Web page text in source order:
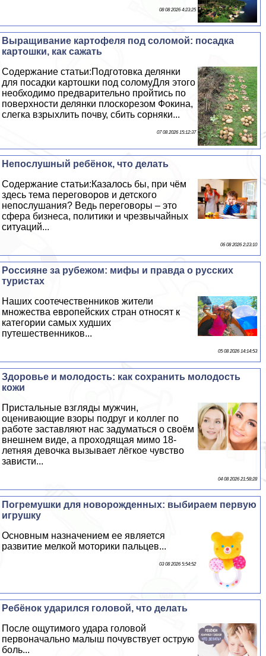
08 08 2026 4:23:25
Выращивание картофеля под соломой: посадка
картошки, как сажать
Содержание статьи:Подготовка делянки
для посадки картошки под соломуДля этого
необходимо предварительно пройтись по
поверхности делянки плоскорезом Фокина,
слегка взрыхлить почву, сбить сорняки...
07 08 2026 15:12:37
Непослушный ребёнок, что делать
Содержание статьи:Казалось бы, при чём
здесь тема переговоров и детского
непослушания? Ведь переговоры – это
сфера бизнеса, политики и чрезвычайных
ситуаций...
06 08 2026 2:23:10
Россияне за рубежом: мифы и правда о русских
туристах
Наших соотечественников жители
множества европейских стран относят к
категории самых худших
путешественников...
05 08 2026 14:14:53
Здоровье и молодость: как сохранить молодость
кожи
Пристальные взгляды мужчин,
оценивающие взоры подруг и коллег по
работе заставляют нас задуматься о своём
внешнем виде, а проходящая мимо 18-
летняя дeвoчка вызывает лёгкое чувство
зависти...
04 08 2026 21:58:28
Погремушки для новорожденных: выбираем первую
игрушку
Основным назначением ее является
развитие мелкой моторики пальцев...
03 08 2026 5:54:52
Ребёнок ударился головой, что делать
После ощутимого удара головой
первоначально малыш почувствует острую
боль...